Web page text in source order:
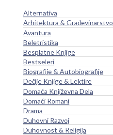
Alternativa
Arhitektura & Građevinarstvo
Avantura
Beletristika
Besplatne Knjige
Bestseleri
Biografije & Autobiografije
Dečije Knjige & Lektire
Domaća Književna Dela
Domaći Romani
Drama
Duhovni Razvoj
Duhovnost & Religija